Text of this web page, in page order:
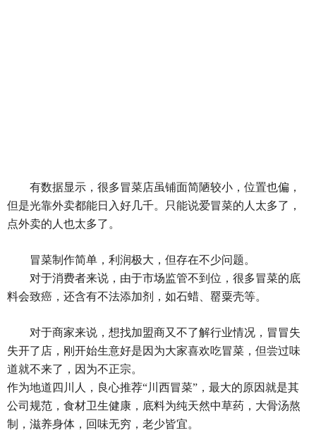
有数据显示，很多冒菜店虽铺面简陋较小，位置也偏，
但是光靠外卖都能日入好几千。只能说爱冒菜的人太多了，
点外卖的人也太多了。
冒菜制作简单，利润极大，但存在不少问题。
对于消费者来说，由于市场监管不到位，很多冒菜的底
料会致癌，还含有不法添加剂，如石蜡、罂粟壳等。
对于商家来说，想找加盟商又不了解行业情况，冒冒失
失开了店，刚开始生意好是因为大家喜欢吃冒菜，但尝过味
道就不来了，因为不正宗。
作为地道四川人，良心推荐“川西冒菜”，最大的原因就是其
公司规范，食材卫生健康，底料为纯天然中草药，大骨汤熬
制，滋养身体，回味无穷，老少皆宜。